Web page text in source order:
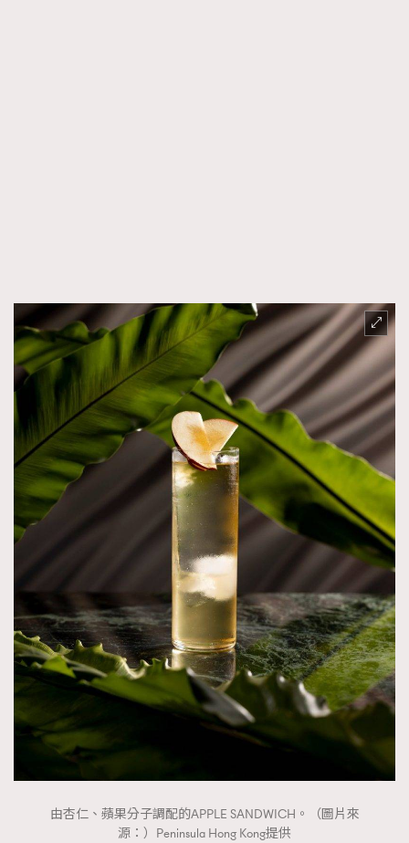
由杏仁、蘋果分子調配的APPLE SANDWICH。（圖片來
源：）Peninsula Hong Kong提供